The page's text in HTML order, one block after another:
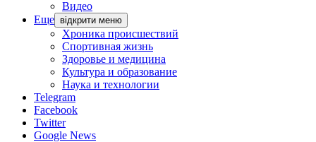
Видео
Еще відкрити меню
Хроника происшествий
Спортивная жизнь
Здоровье и медицина
Культура и образование
Наука и технологии
Telegram
Facebook
Twitter
Google News